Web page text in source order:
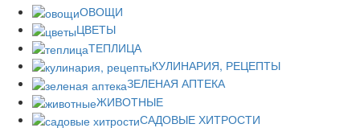
ОВОЩИ
ЦВЕТЫ
ТЕПЛИЦА
КУЛИНАРИЯ, РЕЦЕПТЫ
ЗЕЛЕНАЯ АПТЕКА
ЖИВОТНЫЕ
САДОВЫЕ ХИТРОСТИ